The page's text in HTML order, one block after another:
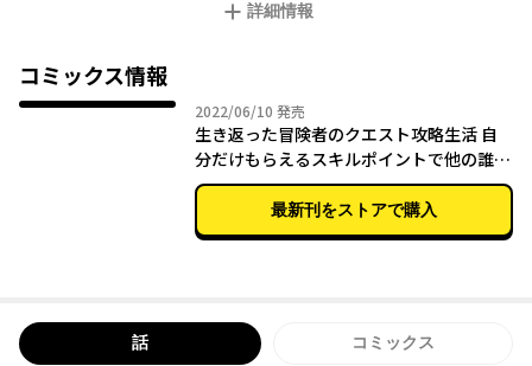
成すると、レベルが上がり、スキルも自由に上昇させられるよう
る！！
詳細情報
コミックス情報
2022/06/10 2022年06月10日
発売
生き返った冒険者のクエスト攻略生活 自
分だけもらえるスキルポイントで他の誰よ
り強くなる （１）
最新刊をストアで購入
話 コミックス